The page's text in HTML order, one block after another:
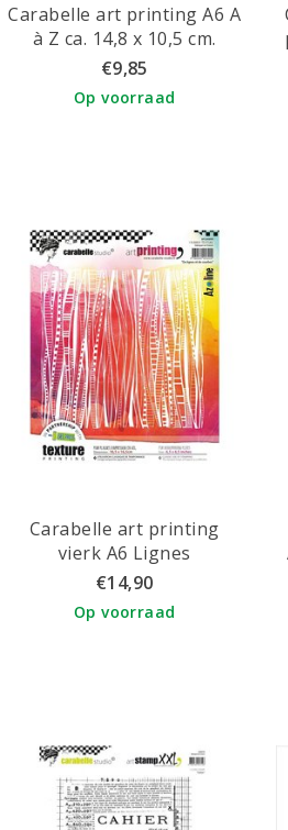
Carabelle art printing A6 A
à Z ca. 14,8 x 10,5 cm.
€9,85
Op voorraad
Carabelle art printing
vierk A6 Lignes
€14,90
Op voorraad